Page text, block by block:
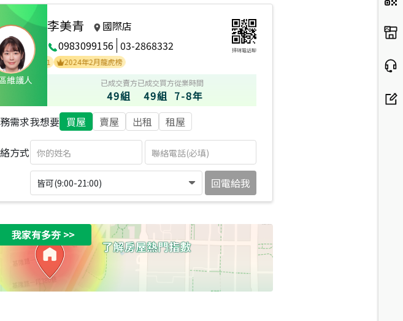
維護人
李美青
國際店
0983099156 03-2868332 掃碼電話聊
TOP1
2024年2月龍虎榜
已成交賣方
49組
已成交買方
49組
從業時間
7-8年
需求我想要 買屋 賣屋 出租 租屋
方式
皆可(9:00-21:00) 回電給我
我家有多夯>>